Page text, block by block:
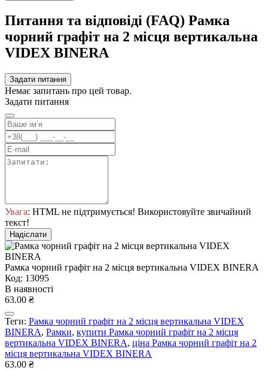
Питання та відповіді (FAQ) Рамка
чорний графіт на 2 місця вертикальна
VIDEX BINERA
Задати питання
Немає запитань про цей товар.
Задати питання
Увага: HTML не підтримується! Використовуйте звичайний
текст!
Надіслати
Рамка чорний графіт на 2 місця вертикальна VIDEX BINERA
Код: 13095
В наявності
63.00 ₴
Теги: Рамка чорний графіт на 2 місця вертикальна VIDEX
BINERA, Рамки, купити Рамка чорний графіт на 2 місця
вертикальна VIDEX BINERA, ціна Рамка чорний графіт на 2
місця вертикальна VIDEX BINERA
63.00 ₴